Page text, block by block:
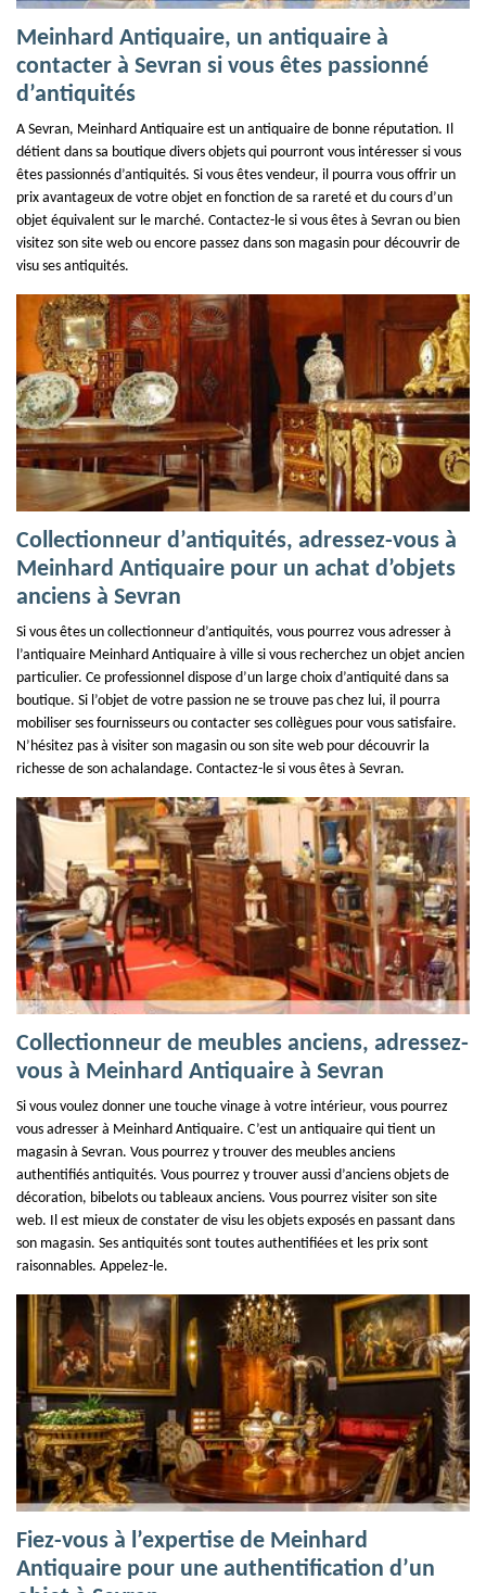
Meinhard Antiquaire, un antiquaire à
contacter à Sevran si vous êtes passionné
d’antiquités
A Sevran, Meinhard Antiquaire est un antiquaire de bonne réputation. Il
détient dans sa boutique divers objets qui pourront vous intéresser si vous
êtes passionnés d’antiquités. Si vous êtes vendeur, il pourra vous offrir un
prix avantageux de votre objet en fonction de sa rareté et du cours d’un
objet équivalent sur le marché. Contactez-le si vous êtes à Sevran ou bien
visitez son site web ou encore passez dans son magasin pour découvrir de
visu ses antiquités.
Collectionneur d’antiquités, adressez-vous à
Meinhard Antiquaire pour un achat d’objets
anciens à Sevran
Si vous êtes un collectionneur d’antiquités, vous pourrez vous adresser à
l’antiquaire Meinhard Antiquaire à ville si vous recherchez un objet ancien
particulier. Ce professionnel dispose d’un large choix d’antiquité dans sa
boutique. Si l’objet de votre passion ne se trouve pas chez lui, il pourra
mobiliser ses fournisseurs ou contacter ses collègues pour vous satisfaire.
N’hésitez pas à visiter son magasin ou son site web pour découvrir la
richesse de son achalandage. Contactez-le si vous êtes à Sevran.
Collectionneur de meubles anciens, adressez-
vous à Meinhard Antiquaire à Sevran
Si vous voulez donner une touche vinage à votre intérieur, vous pourrez
vous adresser à Meinhard Antiquaire. C’est un antiquaire qui tient un
magasin à Sevran. Vous pourrez y trouver des meubles anciens
authentifiés antiquités. Vous pourrez y trouver aussi d’anciens objets de
décoration, bibelots ou tableaux anciens. Vous pourrez visiter son site
web. Il est mieux de constater de visu les objets exposés en passant dans
son magasin. Ses antiquités sont toutes authentifiées et les prix sont
raisonnables. Appelez-le.
Fiez-vous à l’expertise de Meinhard
Antiquaire pour une authentification d’un